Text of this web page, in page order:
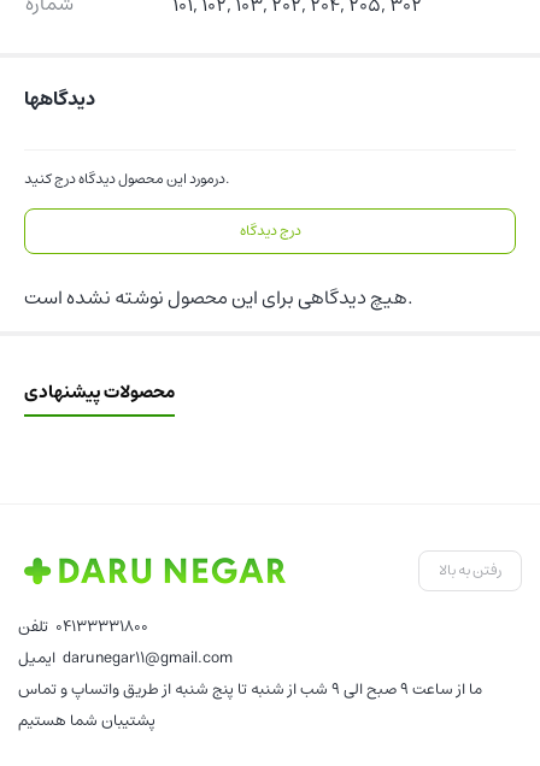
دیدگاهها
درمورد این محصول دیدگاه درج کنید.
درج دیدگاه
هیچ دیدگاهی برای این محصول نوشته نشده است.
محصولات پیشنهادی
رفتن به بالا
04133331800
darunegar11@gmail.com
ما از ساعت 9 صبح الی 9 شب از شنبه تا پنج شنبه از طریق واتساپ و تماس
پشتیبان شما هستیم